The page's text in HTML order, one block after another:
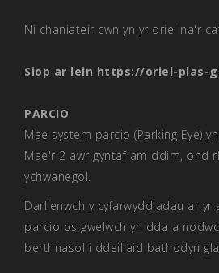
Ni chaniateir cwn yn yr oriel na'r
Siop ar lein https://oriel-plas-
PARCIO
Mae system parcio (Parking Eye)
Mae'r 2 awr gyntaf am ddim, ond
ychwanegol.
Darllenwch y cyfarwyddiadau ar yr
parcio os gwelwch yn dda a
berthnasol i ddeiliaid bathodyn